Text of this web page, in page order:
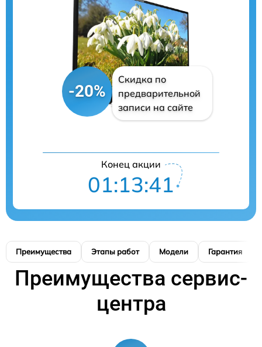
-20%
Скидка по
предварительной
записи на сайте
Конец акции
01:13:40
Преимущества Этапы работ Модели Гарантия
Преимущества сервис-
центра